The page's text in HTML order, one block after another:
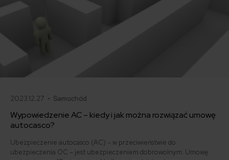
2023.12.27 • Samochód
Wypowiedzenie AC – kiedy i jak można rozwiązać umowę
autocasco?
Ubezpieczenie autocasco (AC) – w przeciwieństwie do
ubezpieczenia OC – jest ubezpieczeniem dobrowolnym. Umowę